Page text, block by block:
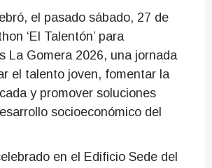
el pasado sábado, 27 de
‘El Talentón’ para
La Gomera 2026, una jornada
el talento joven, fomentar la
y promover soluciones
socioeconómico del
en el Edificio Sede del